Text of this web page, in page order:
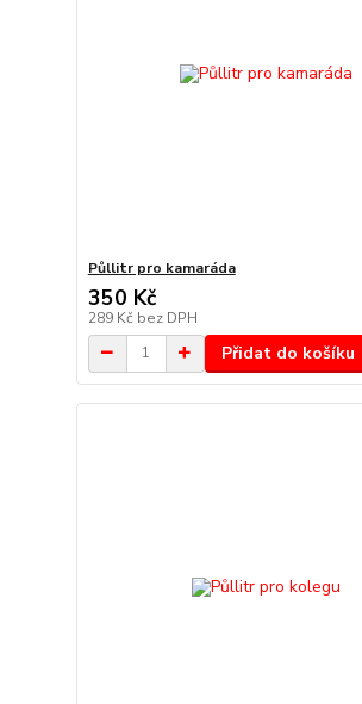
Půllitr pro kamaráda
350 Kč
289 Kč bez DPH
Přidat do košíku